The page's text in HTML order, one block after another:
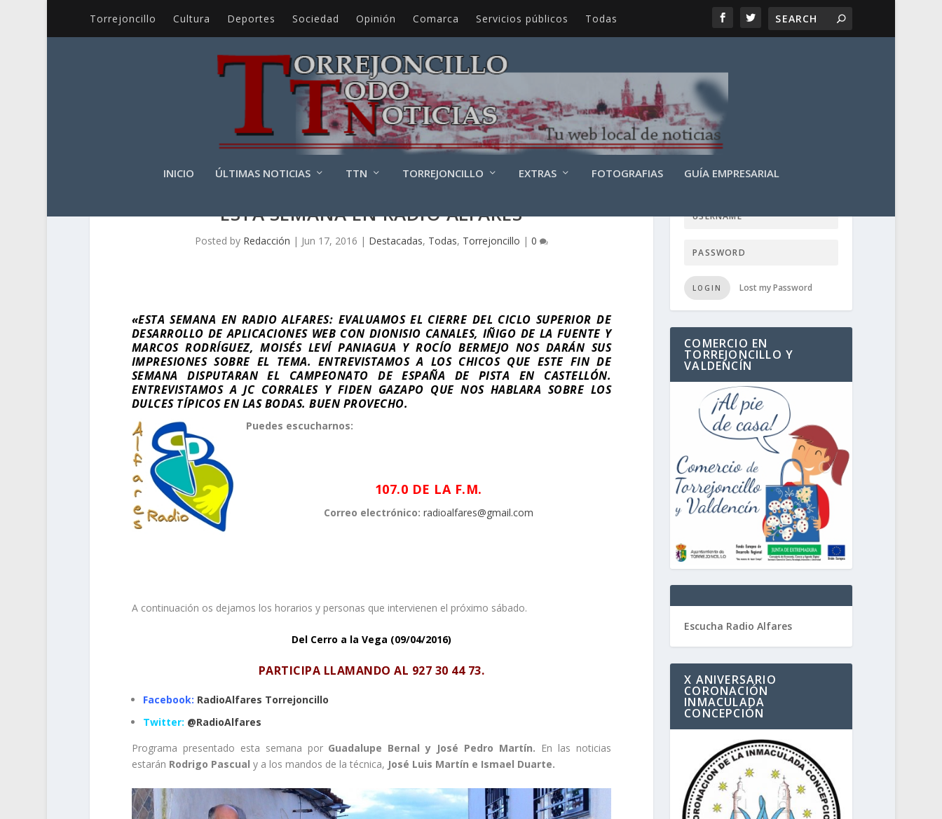
Torrejoncillo Cultura Deportes Sociedad Opinión Comarca Servicios públicos Todas
INICIO ÚLTIMAS NOTICIAS TTN TORREJONCILLO EXTRAS FOTOGRAFIAS GUÍA EMPRESARIAL
ESTA SEMANA EN RADIO ALFARES
Posted by Redacción | Jun 17, 2016 | Destacadas, Todas, Torrejoncillo | 0
«ESTA SEMANA EN RADIO ALFARES: EVALUAMOS EL CIERRE DEL CICLO SUPERIOR DE
DESARROLLO DE APLICACIONES WEB CON DIONISIO CANALES, IÑIGO DE LA FUENTE Y
MARCOS RODRÍGUEZ, MOISÉS LEVÍ PANIAGUA Y ROCÍO BERMEJO NOS DARÁN SUS
IMPRESIONES SOBRE EL TEMA. ENTREVISTAMOS A LOS CHICOS QUE ESTE FIN DE
SEMANA DISPUTARAN EL CAMPEONATO DE ESPAÑA DE PISTA EN CASTELLÓN.
ENTREVISTAMOS A JC CORRALES Y FIDEN GAZAPO QUE NOS HABLARA SOBRE LOS
DULCES TÍPICOS EN LAS BODAS. BUEN PROVECHO.
Puedes escucharnos:
107.0 DE LA F.M.
Correo electrónico: radioalfares@gmail.com
A continuación os dejamos los horarios y personas que intervienen el próximo sábado.
Del Cerro a la Vega (09/04/2016)
PARTICIPA LLAMANDO AL 927 30 44 73.
Facebook: RadioAlfares Torrejoncillo
Twitter: @RadioAlfares
Programa presentado esta semana por Guadalupe Bernal y José Pedro Martín. En las noticias
estarán Rodrigo Pascual y a los mandos de la técnica, José Luis Martín e Ismael Duarte.
LOGIN USER TTN
LOGIN Lost my Password
COMERCIO EN
TORREJONCILLO Y
VALDENCÍN
Escucha Radio Alfares
X ANIVERSARIO
CORONACIÓN
INMACULADA
CONCEPCIÓN